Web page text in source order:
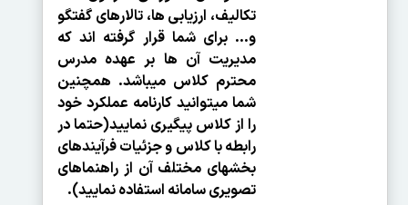
تکالیف، ارزیابی ها، تالارهای گفتگو
و... برای شما قرار گرفته اند که
مدیریت آن ها بر عهده مدرس
محترم کلاس می­باشد. همچنین
شما می­توانید کارنامه عملکرد خود
را از کلاس پیگیری نمایید(حتما در
رابطه با کلاس و جزئیات فرآیندهای
بخش­های مختلف آن از راهنماهای
تصویری سامانه استفاده نمایید).